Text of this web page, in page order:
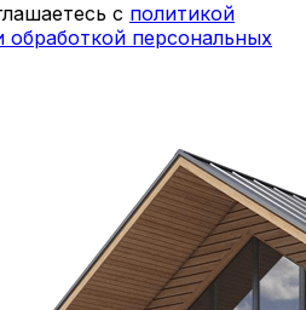
с политикой
персональных